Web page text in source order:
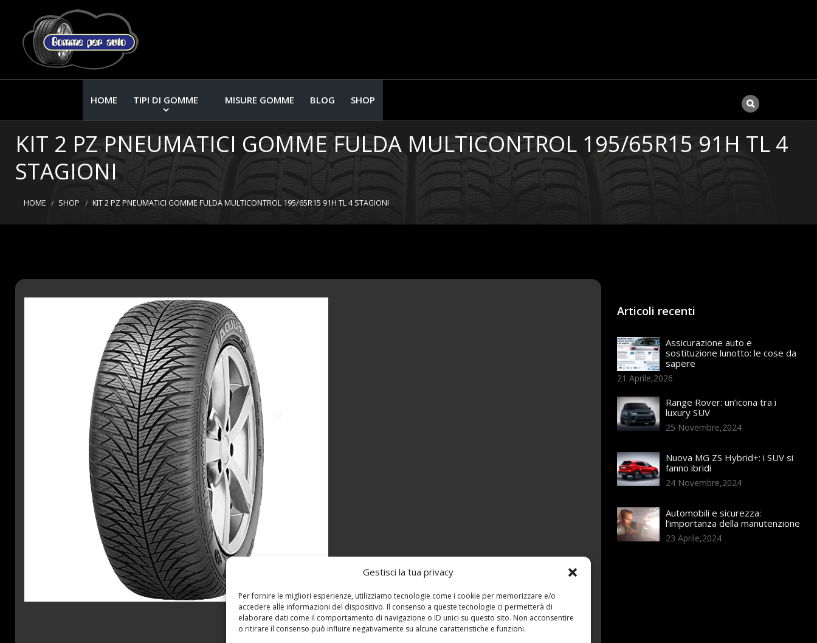
Gestisci la tua privacy
Per fornire le migliori esperienze, utilizziamo tecnologie come i cookie per memorizzare e/o
accedere alle informazioni del dispositivo. Il consenso a queste tecnologie ci permetterà di
elaborare dati come il comportamento di navigazione o ID unici su questo sito. Non acconsentire
o ritirare il consenso può influire negativamente su alcune caratteristiche e funzioni.
HOME TIPI DI GOMME MISURE GOMME BLOG SHOP
KIT 2 PZ PNEUMATICI GOMME FULDA MULTICONTROL 195/65R15 91H TL 4
STAGIONI
HOME SHOP KIT 2 PZ PNEUMATICI GOMME FULDA MULTICONTROL 195/65R15 91H TL 4 STAGIONI
Articoli recenti
Assicurazione auto e
sostituzione lunotto: le cose da
sapere
21 Aprile,2026
Range Rover: un’icona tra i
luxury SUV
25 Novembre,2024
Nuova MG ZS Hybrid+: i SUV si
fanno ibridi
24 Novembre,2024
Automobili e sicurezza:
l’importanza della manutenzione
23 Aprile,2024